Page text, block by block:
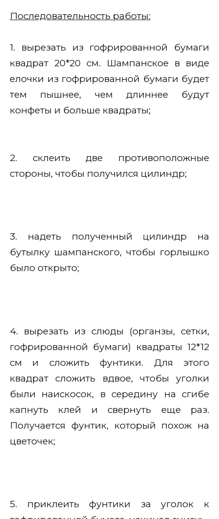
Последовательность работы:
1. вырезать из гофрированной бумаги
квадрат 20*20 см. Шампанское в виде
елочки из гофрированной бумаги будет
тем пышнее, чем длиннее будут
конфеты и больше квадраты;
2. склеить две противоположные
стороны, чтобы получился цилиндр;
3. надеть полученный цилиндр на
бутылку шампанского, чтобы горлышко
было открыто;
4. вырезать из слюды (органзы, сетки,
гофрированной бумаги) квадраты 12*12
см и сложить фунтики. Для этого
квадрат сложить вдвое, чтобы уголки
были наискосок, в середину на сгибе
капнуть клей и свернуть еще раз.
Получается фунтик, который похож на
цветочек;
5. приклеить фунтики за уголок к